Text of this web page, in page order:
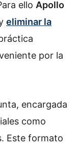
ello Apollo
eliminar la
por la
encargada
como
Este formato